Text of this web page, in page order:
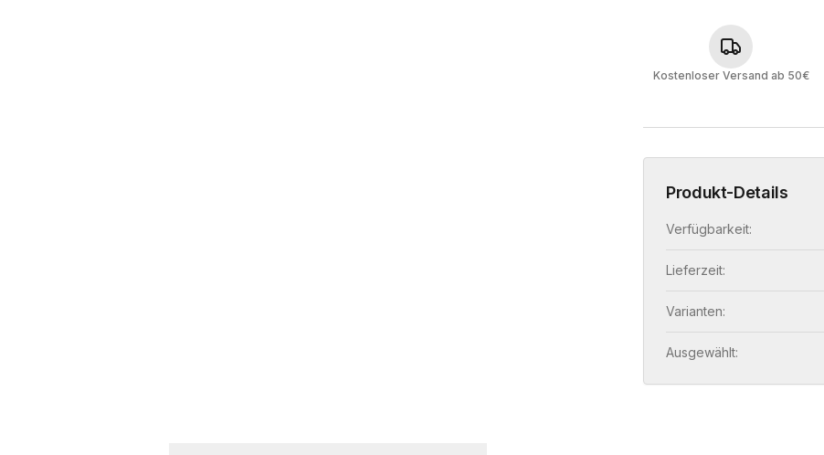
Kostenloser Versand ab 50€
Produkt-Details
Verfügbarkeit:
Lieferzeit:
Varianten:
Ausgewählt: